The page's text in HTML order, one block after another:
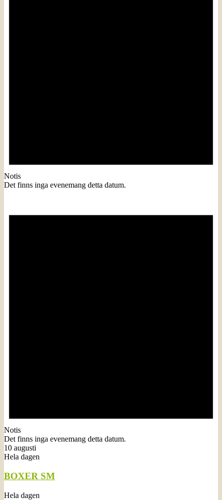
Notis
Det finns inga evenemang detta datum.
Notis
Det finns inga evenemang detta datum.
10 augusti
Hela dagen
BOXER SM
Hela dagen